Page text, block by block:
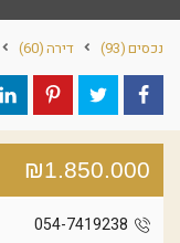
נכסים(93) דירה(60)
₪1.850.000
054-7419238